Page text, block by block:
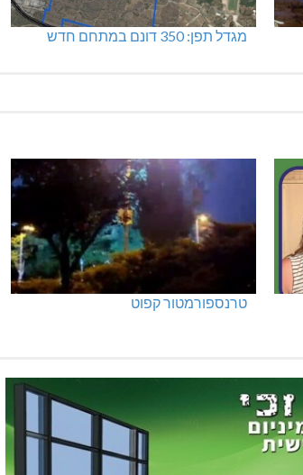
מגדל תפן: 350 דונם במתחם חדש
טרנספורמטור קפוט